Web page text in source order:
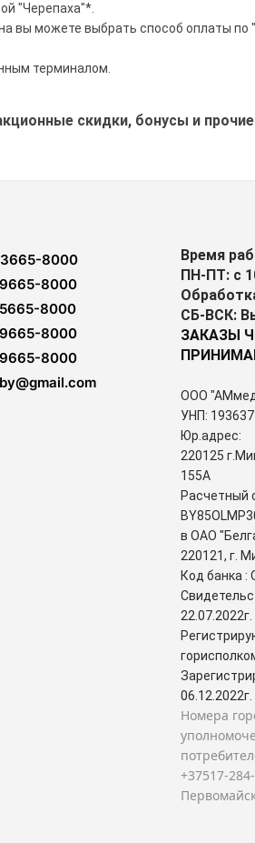
"Черепаха"*.
вы можете выбрать способ оплаты по
терминалом.
скидки, бонусы и
8000
8000
8000
8000
8000
Время
ПН-ПТ: с
СБ-ВСК:
ЗАКАЗЫ
ООО
УНП:
Юр.адрес:
220125
155А
Расчетный
в ОАО
220121, г.
Код банка :
22.07.2022г.
06.12.2022г.
Номера
+37517-